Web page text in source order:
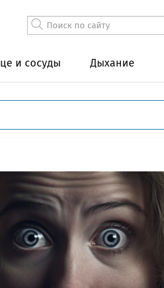
и сосуды Дыхание